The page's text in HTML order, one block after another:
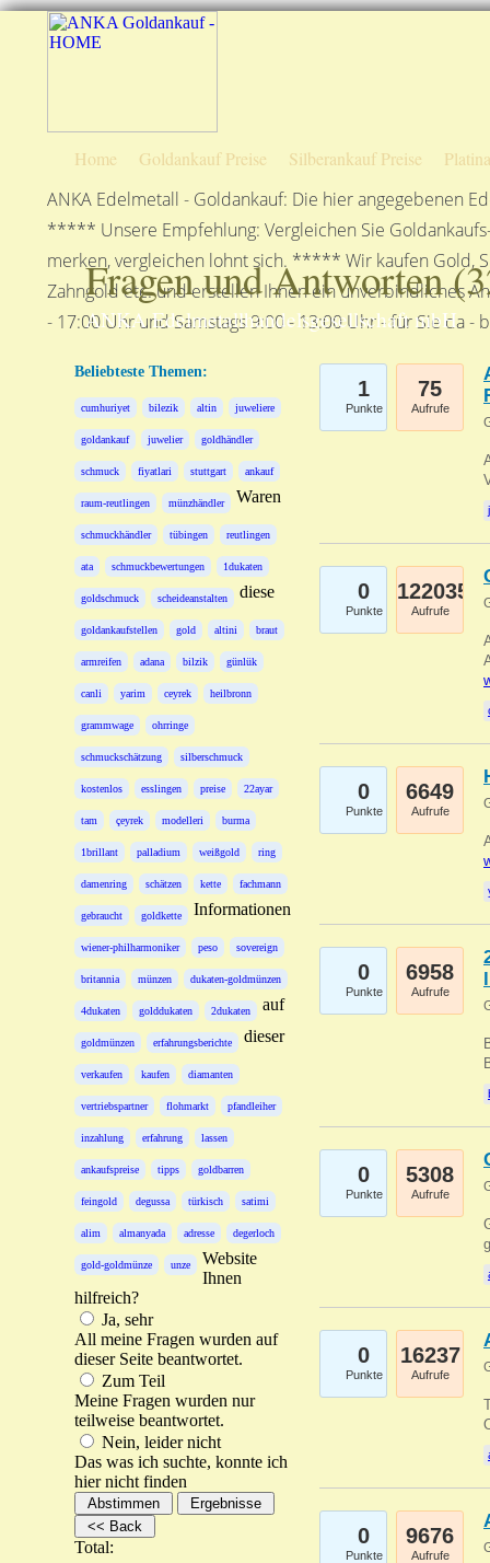
Home Goldankauf Preise Silberankauf Preise
ANKA Edelmetall - Goldankauf: Die hier angegebenen
***** Unsere Empfehlung: Vergleichen Sie
merken, vergleichen lohnt sich. ***** Wir kaufen Gold,
Zahngold etc. und erstellen Ihnen ein unverbindliches
- 17:00 Uhr und Samstags 9:00 - 13:00 Uhr - für Sie
Fragen und Antworten (
ANKA Edelmetallhandelsgesellschaft mbH
Beliebteste Themen:
cumhuriyet bilezik altin juweliere
goldankauf juwelier goldhändler
schmuck fiyatlari stuttgart ankauf
raum-reutlingen münzhändler
schmuckhändler tübingen reutlingen
ata schmuckbewertungen 1dukaten
goldschmuck scheideanstalten
goldankaufstellen gold altini braut
armreifen adana bilzik günlük
canli yarim ceyrek heilbronn
grammwage ohrringe
schmuckschätzung silberschmuck
kostenlos esslingen preise 22ayar
tam çeyrek modelleri burma
1brillant palladium weißgold ring
damenring schätzen kette fachmann
gebraucht goldkette
wiener-philharmoniker peso sovereign
britannia münzen dukaten-goldmünzen
4dukaten golddukaten 2dukaten
goldmünzen erfahrungsberichte
verkaufen kaufen diamanten
vertriebspartner flohmarkt pfandleiher
inzahlung erfahrung lassen
ankaufspreise tipps goldbarren
feingold degussa türkisch satimi
alim almanyada adresse degerloch
gold-goldmünze unze
Waren
diese
Informationen
auf
dieser
Website
Ihnen
hilfreich?
Ja, sehr
All meine Fragen wurden auf
dieser Seite beantwortet.
Zum Teil
Meine Fragen wurden nur
teilweise beantwortet.
Nein, leider nicht
Das was ich suchte, konnte ich
hier nicht finden
Total:
1
Punkte
75
Aufrufe
0
Punkte
122035
Aufrufe
0
Punkte
6649
Aufrufe
0
Punkte
6958
Aufrufe
0
Punkte
5308
Aufrufe
0
Punkte
16237
Aufrufe
0
Punkte
9676
Aufrufe